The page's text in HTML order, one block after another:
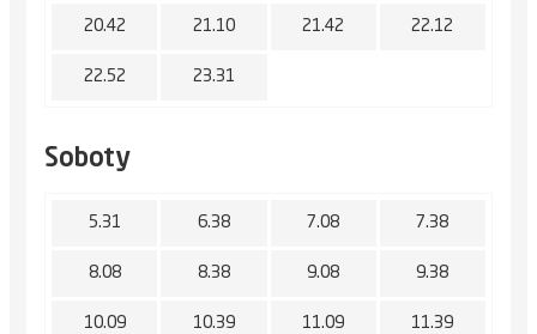
20.42 21.10 21.42 22.12
22.52 23.31
Soboty
5.31 6.38 7.08 7.38
8.08 8.38 9.08 9.38
10.09 10.39 11.09 11.39